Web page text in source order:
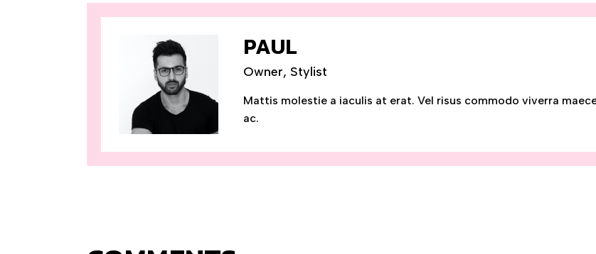
PAUL
Owner, Stylist
Mattis molestie a iaculis at erat. Vel risus commodo viverra
ac.